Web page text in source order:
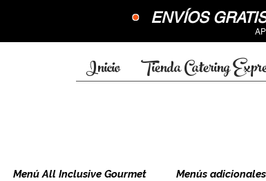
•ENVÍOS
Inicio Tienda Catering
Menú All Inclusive Gourmet Menús adicionales